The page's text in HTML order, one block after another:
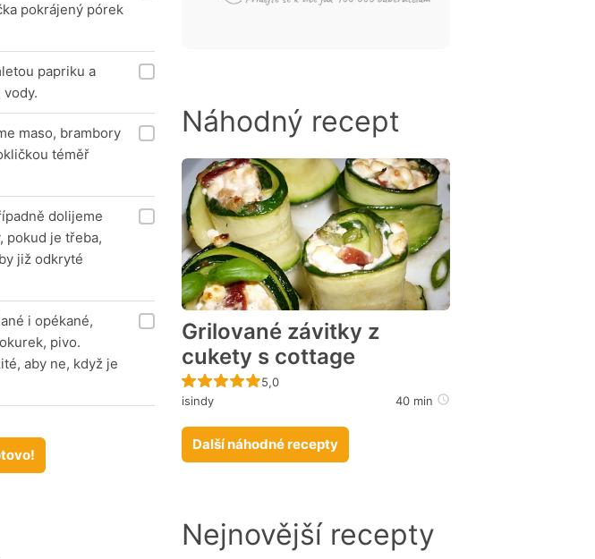
pokrájený pórek
papriku a
maso, brambory
téměř
dolijeme
pokud je třeba,
již odkryté
i opékané,
pivo.
aby ne, když je
Náhodný recept
Grilované závitky z
cukety s cottage
Recept ještě nebyl hodnocen
5,0
isindy
40 min
Další náhodné recepty
Nejnovější recepty